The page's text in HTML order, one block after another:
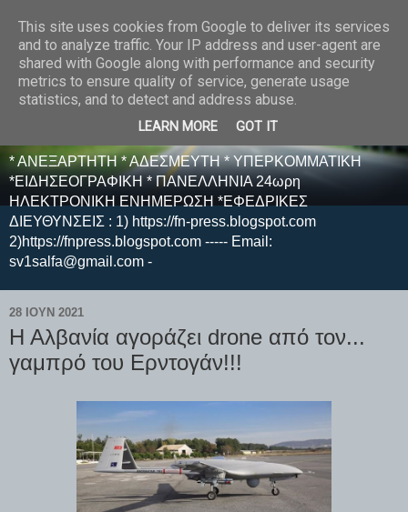
E F E N P R E S S -
ΗΛΕΚΤΡΟΝΙΚΗ
ΕΦΗΜΕΡΙΔΑ
* ΑΝΕΞΑΡΤΗΤΗ * ΑΔΕΣΜΕΥΤΗ * ΥΠΕΡΚΟΜΜΑΤΙΚΗ
*ΕΙΔΗΣΕΟΓΡΑΦΙΚΗ * ΠΑΝΕΛΛΗΝΙΑ 24ωρη
ΗΛΕΚΤΡΟΝΙΚΗ ΕΝΗΜΕΡΩΣΗ *ΕΦΕΔΡΙΚΕΣ
ΔΙΕΥΘΥΝΣΕΙΣ : 1) https://fn-press.blogspot.com
2)https://fnpress.blogspot.com ----- Email:
sv1salfa@gmail.com -
28 ΙΟΥΝ 2021
Η Αλβανία αγοράζει drone από τον...
γαμπρό του Ερντογάν!!!
This site uses cookies from Google to deliver its services
and to analyze traffic. Your IP address and user-agent are
shared with Google along with performance and security
metrics to ensure quality of service, generate usage
statistics, and to detect and address abuse.
LEARN MORE GOT IT